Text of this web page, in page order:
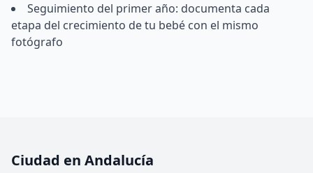
Seguimiento del primer año: documenta cada
etapa del crecimiento de tu bebé con el mismo
fotógrafo
Ciudad en Andalucía